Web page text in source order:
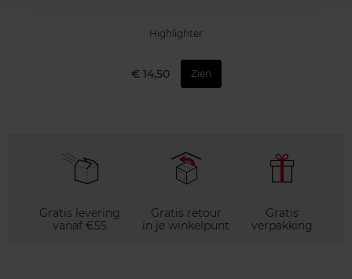
Highlighter
€ 14,50 Zien
Gratis levering
vanaf €55
Gratis retour
in je winkelpunt
Gratis
verpakking